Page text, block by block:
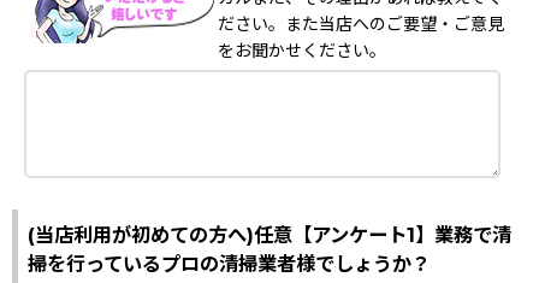
ださい。また当店へのご要望・ご意見
をお聞かせください。
(当店利用が初めての方へ)任意【アンケート1】業務で清
掃を行っているプロの清掃業者様でしょうか？